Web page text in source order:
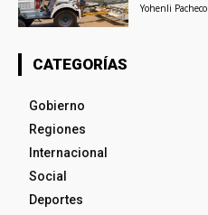
Yohenli Pacheco
CATEGORÍAS
Gobierno
Regiones
Internacional
Social
Deportes